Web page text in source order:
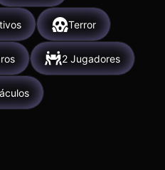
Terror
2 Jugadores